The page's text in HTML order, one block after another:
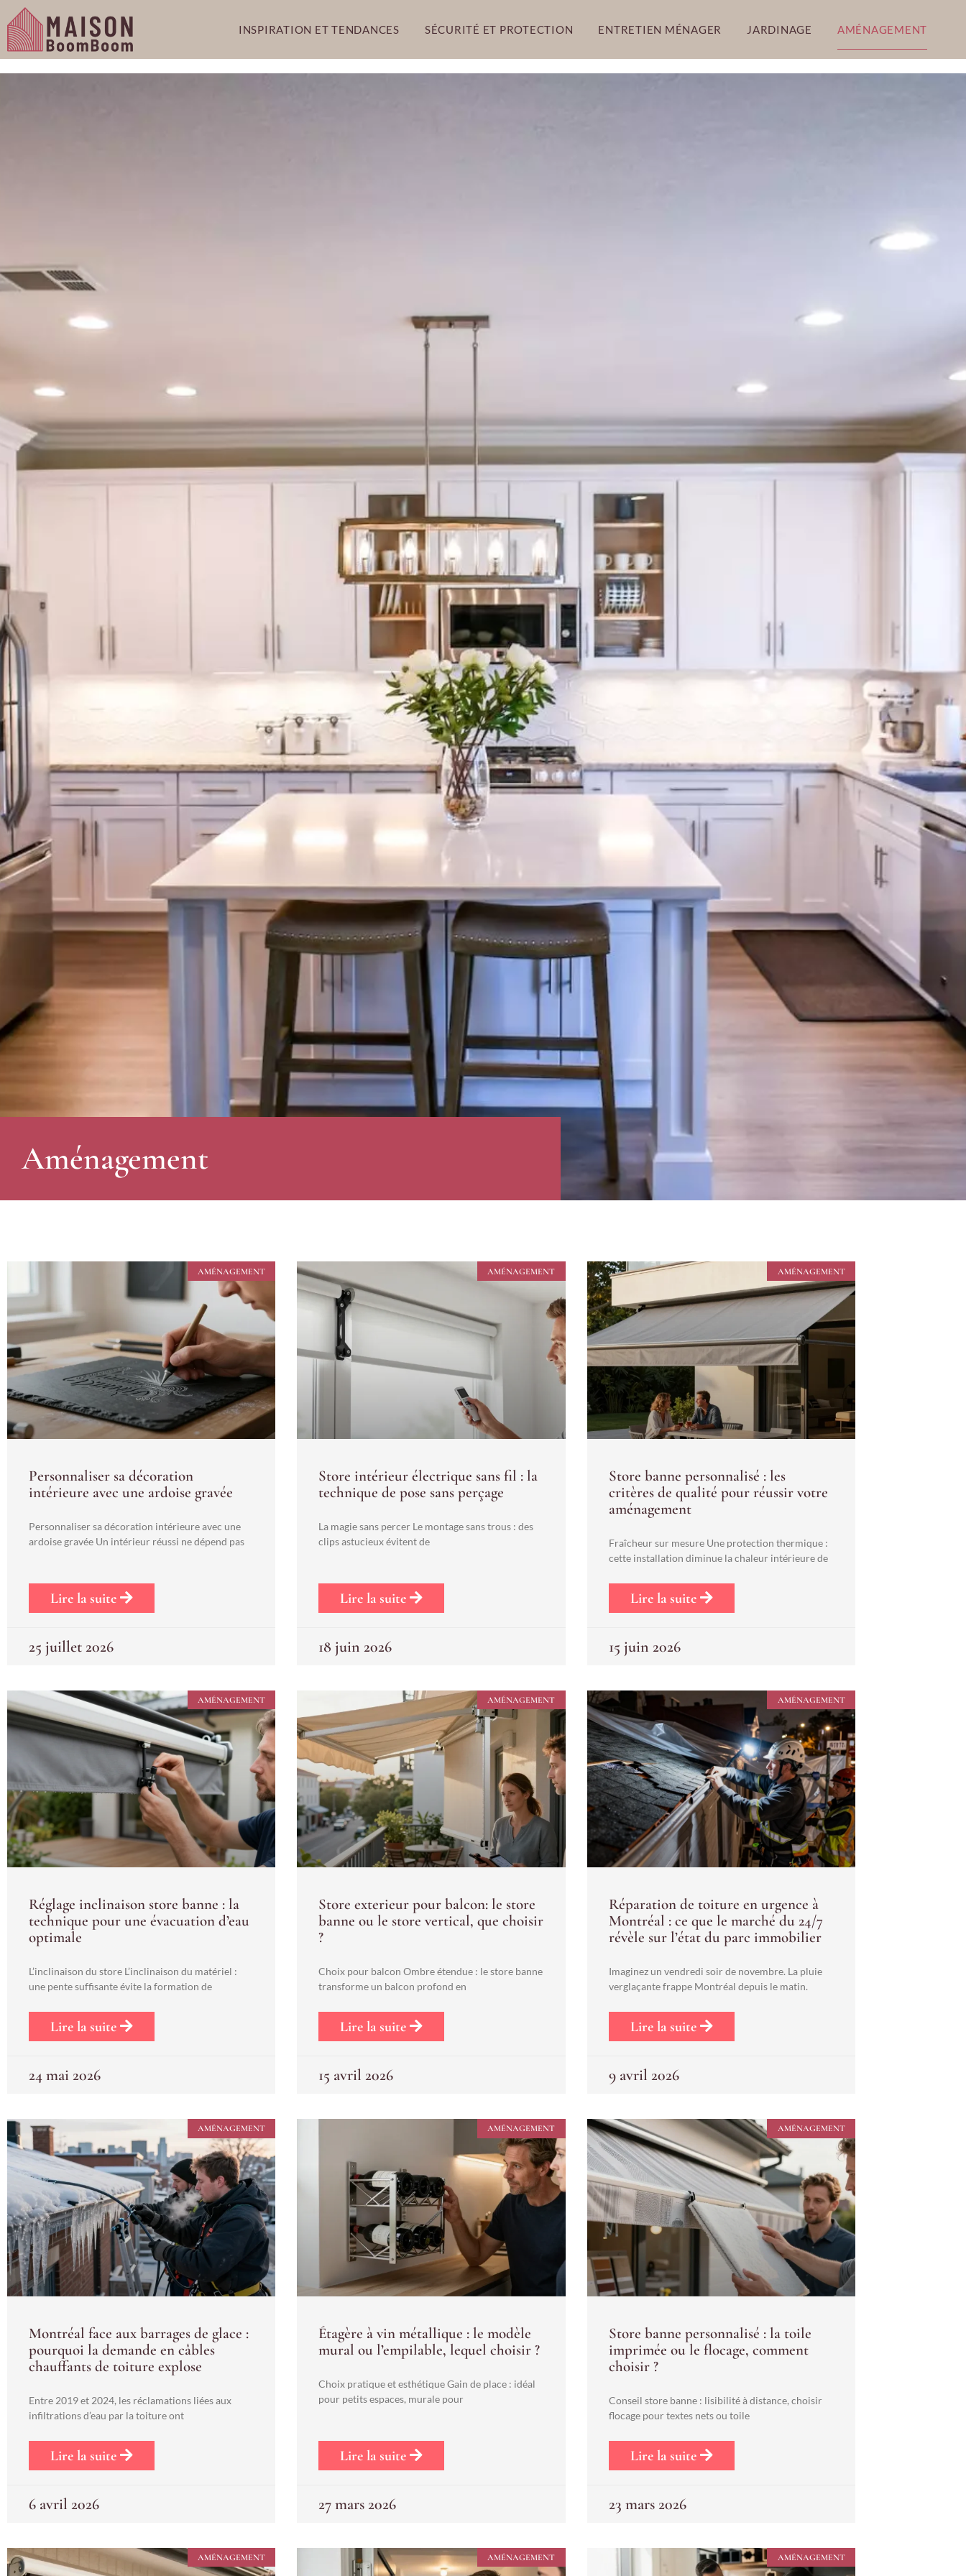
INSPIRATION ET TENDANCES SÉCURITÉ ET PROTECTION ENTRETIEN MÉNAGER JARDINAGE AMÉNAGEMENT
Aménagement
AMÉNAGEMENT
Personnaliser sa décoration
intérieure avec une ardoise gravée
Personnaliser sa décoration intérieure avec une
ardoise gravée Un intérieur réussi ne dépend pas
Lire la suite
25 juillet 2026
AMÉNAGEMENT
Store intérieur électrique sans fil : la
technique de pose sans perçage
La magie sans percer Le montage sans trous : des
clips astucieux évitent de
Lire la suite
18 juin 2026
AMÉNAGEMENT
Store banne personnalisé : les
critères de qualité pour réussir votre
aménagement
Fraîcheur sur mesure Une protection thermique :
cette installation diminue la chaleur intérieure de
Lire la suite
15 juin 2026
AMÉNAGEMENT
Réglage inclinaison store banne : la
technique pour une évacuation d’eau
optimale
L’inclinaison du store L’inclinaison du matériel :
une pente suffisante évite la formation de
Lire la suite
24 mai 2026
AMÉNAGEMENT
Store exterieur pour balcon: le store
banne ou le store vertical, que choisir
?
Choix pour balcon Ombre étendue : le store banne
transforme un balcon profond en
Lire la suite
15 avril 2026
AMÉNAGEMENT
Réparation de toiture en urgence à
Montréal : ce que le marché du 24/7
révèle sur l’état du parc immobilier
Imaginez un vendredi soir de novembre. La pluie
verglaçante frappe Montréal depuis le matin.
Lire la suite
9 avril 2026
AMÉNAGEMENT
Montréal face aux barrages de glace :
pourquoi la demande en câbles
chauffants de toiture explose
Entre 2019 et 2024, les réclamations liées aux
infiltrations d’eau par la toiture ont
Lire la suite
6 avril 2026
AMÉNAGEMENT
Étagère à vin métallique : le modèle
mural ou l’empilable, lequel choisir ?
Choix pratique et esthétique Gain de place : idéal
pour petits espaces, murale pour
Lire la suite
27 mars 2026
AMÉNAGEMENT
Store banne personnalisé : la toile
imprimée ou le flocage, comment
choisir ?
Conseil store banne : lisibilité à distance, choisir
flocage pour textes nets ou toile
Lire la suite
23 mars 2026
AMÉNAGEMENT AMÉNAGEMENT AMÉNAGEMENT